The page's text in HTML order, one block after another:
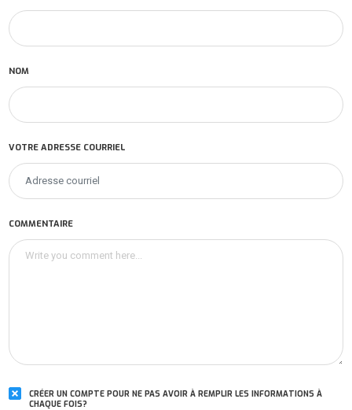
NOM
VOTRE ADRESSE COURRIEL
COMMENTAIRE
CRÉER UN COMPTE POUR NE PAS AVOIR À REMPLIR LES INFORMATIONS À
CHAQUE FOIS?